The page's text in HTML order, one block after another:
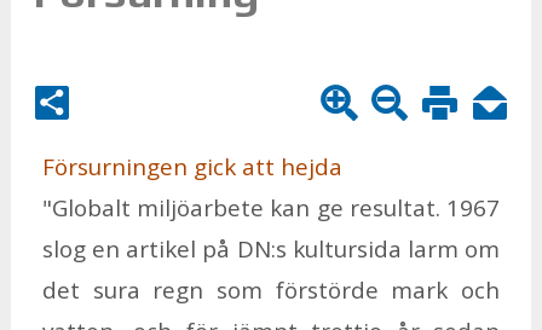
För­sur­ning­en gick att hej­da
"Glo­balt mil­jö­ar­be­te kan ge re­sul­tat. 1967
slog en ar­ti­kel på DN:s kul­tur­si­da larm om
det sura regn som för­stör­de mark och